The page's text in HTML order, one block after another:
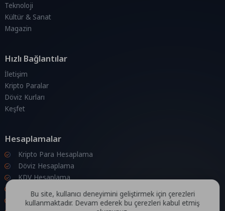
Teknoloji
Kültür & Sanat
Magazin
Hızlı Bağlantılar
İletişim
Kripto Paralar
Döviz Kurları
Keşfet
Hesaplamalar
Kripto Para Hesaplama
Döviz Hesaplama
KDV Hesaplama
İndirim Hesaplama
Zam Hesaplama
Bu site, kullanıcı deneyimini geliştirmek için çerezleri
kullanmaktadır. Devam ederek bu çerezleri kabul etmiş